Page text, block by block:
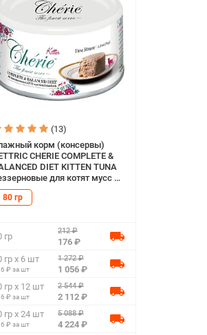
(13)
корм (консервы)
CHERIE COMPLETE &
DIET KITTEN TUNA
для котят мусс с
(80 гр)
80 гр
гр
212 ₽
176 ₽
гр х 6 шт
₽ за шт
1 272 ₽
1 056 ₽
гр х 12 шт
₽ за шт
2 544 ₽
2 112 ₽
гр х 24 шт
₽ за шт
5 088 ₽
4 224 ₽